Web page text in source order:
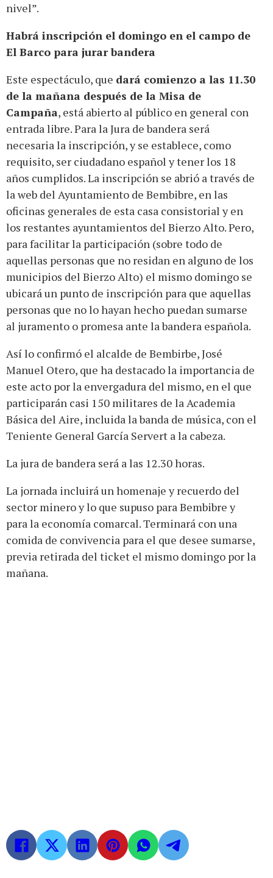
nivel”.
Habrá inscripción el domingo en el campo de
El Barco para jurar bandera
Este espectáculo, que dará comienzo a las 11.30
de la mañana después de la Misa de
Campaña, está abierto al público en general con
entrada libre. Para la Jura de bandera será
necesaria la inscripción, y se establece, como
requisito, ser ciudadano español y tener los 18
años cumplidos. La inscripción se abrió a través de
la web del Ayuntamiento de Bembibre, en las
oficinas generales de esta casa consistorial y en
los restantes ayuntamientos del Bierzo Alto. Pero,
para facilitar la participación (sobre todo de
aquellas personas que no residan en alguno de los
municipios del Bierzo Alto) el mismo domingo se
ubicará un punto de inscripción para que aquellas
personas que no lo hayan hecho puedan sumarse
al juramento o promesa ante la bandera española.
Así lo confirmó el alcalde de Bembirbe, José
Manuel Otero, que ha destacado la importancia de
este acto por la envergadura del mismo, en el que
participarán casi 150 militares de la Academia
Básica del Aire, incluida la banda de música, con el
Teniente General García Servert a la cabeza.
La jura de bandera será a las 12.30 horas.
La jornada incluirá un homenaje y recuerdo del
sector minero y lo que supuso para Bembibre y
para la economía comarcal. Terminará con una
comida de convivencia para el que desee sumarse,
previa retirada del ticket el mismo domingo por la
mañana.